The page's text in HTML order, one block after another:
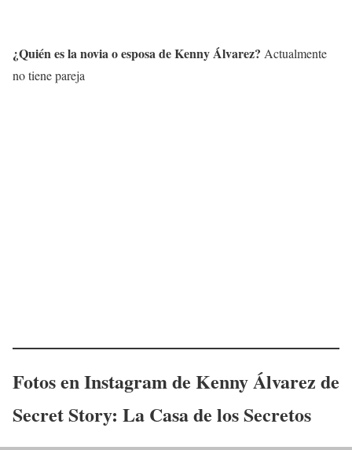
¿Quién es la novia o esposa deKenny Álvarez? Actualmente
no tiene pareja
Fotos en Instagram de Kenny Álvarez de
Secret Story: La Casa de los Secretos